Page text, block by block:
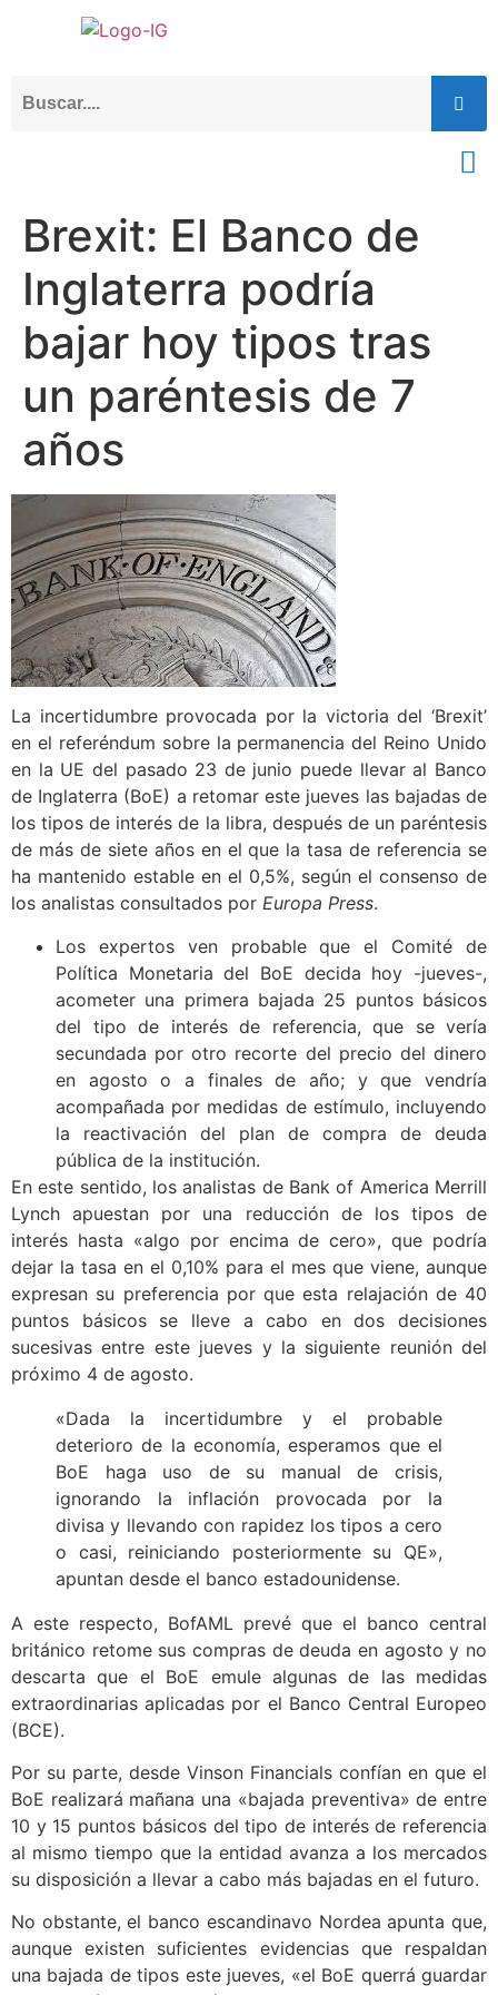
Brexit: El Banco de
Inglaterra podría
bajar hoy tipos tras
un paréntesis de 7
años
La incertidumbre provocada por la victoria del ‘Brexit’
en el referéndum sobre la permanencia del Reino Unido
en la UE del pasado 23 de junio puede llevar al Banco
de Inglaterra (BoE) a retomar este jueves las bajadas de
los tipos de interés de la libra, después de un paréntesis
de más de siete años en el que la tasa de referencia se
ha mantenido estable en el 0,5%, según el consenso de
los analistas consultados por Europa Press.
Los expertos ven probable que el Comité de
Política Monetaria del BoE decida hoy -jueves-,
acometer una primera bajada 25 puntos básicos
del tipo de interés de referencia, que se vería
secundada por otro recorte del precio del dinero
en agosto o a finales de año; y que vendría
acompañada por medidas de estímulo, incluyendo
la reactivación del plan de compra de deuda
pública de la institución.
En este sentido, los analistas de Bank of America Merrill
Lynch apuestan por una reducción de los tipos de
interés hasta «algo por encima de cero», que podría
dejar la tasa en el 0,10% para el mes que viene, aunque
expresan su preferencia por que esta relajación de 40
puntos básicos se lleve a cabo en dos decisiones
sucesivas entre este jueves y la siguiente reunión del
próximo 4 de agosto.
«Dada la incertidumbre y el probable
deterioro de la economía, esperamos que el
BoE haga uso de su manual de crisis,
ignorando la inflación provocada por la
divisa y llevando con rapidez los tipos a cero
o casi, reiniciando posteriormente su QE»,
apuntan desde el banco estadounidense.
A este respecto, BofAML prevé que el banco central
británico retome sus compras de deuda en agosto y no
descarta que el BoE emule algunas de las medidas
extraordinarias aplicadas por el Banco Central Europeo
(BCE).
Por su parte, desde Vinson Financials confían en que el
BoE realizará mañana una «bajada preventiva» de entre
10 y 15 puntos básicos del tipo de interés de referencia
al mismo tiempo que la entidad avanza a los mercados
su disposición a llevar a cabo más bajadas en el futuro.
No obstante, el banco escandinavo Nordea apunta que,
aunque existen suficientes evidencias que respaldan
una bajada de tipos este jueves, «el BoE querrá guardar